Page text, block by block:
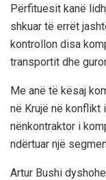
Përfituesit kanë
shkuar të errët
kontrollon disa
transportit dhe
Me anë të kësaj
në Krujë në
nënkontraktor i
ndërtuar një
Artur Bushi